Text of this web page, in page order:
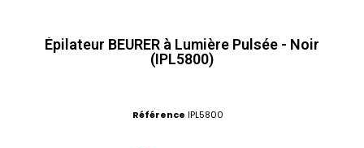
Épilateur BEURER à Lumière Pulsée - Noir
(IPL5800)
Référence IPL5800